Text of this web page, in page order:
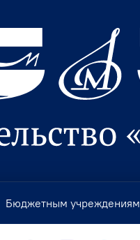
Бюджетным учреждениям